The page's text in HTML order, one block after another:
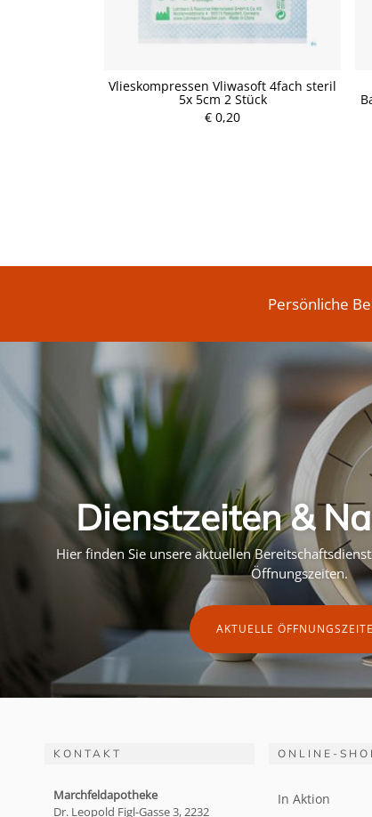
Vlieskompressen Vliwasoft 4fach steril
5x 5cm 2 Stück
€ 0,20P
Persönliche
Dienstzeiten &
Hier finden Sie unsere aktuellen
Öffnungszeiten.
AKTUELLE
KONTAKT
Marchfeldapotheke
Dr. Leopold Figl-Gasse 3, 2232
ONLINE-
In Aktion